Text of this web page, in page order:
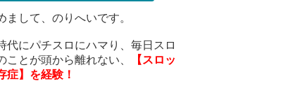
まして、のりへいです。
代にパチスロにハマり、毎日スロ
ことが頭から離れない、
【スロッ
症】を経験！